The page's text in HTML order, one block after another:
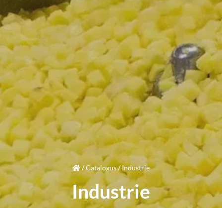
/Catalogus/Industrie
Industrie